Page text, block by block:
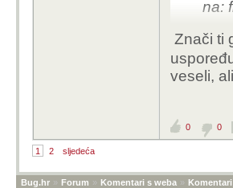
na:
Znači ti
veseli,
0 0
1 2 sljedeća
Bug.hr » Forum » Komentari s weba »